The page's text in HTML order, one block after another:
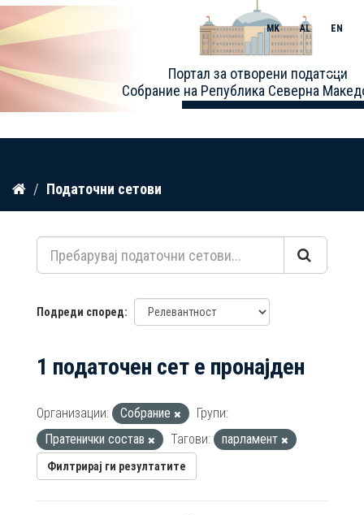
Прескокнете
содржина
Портал за отворени податоци
Собрание на Република Северна
MK AL EN
Toggle
Податочни сетови
Подреди според
1 податочен сет е пронајден
Организации: Собрание
Групи:
Пратенички состав
Тагови: парламент
Филтрирај ги резултатите